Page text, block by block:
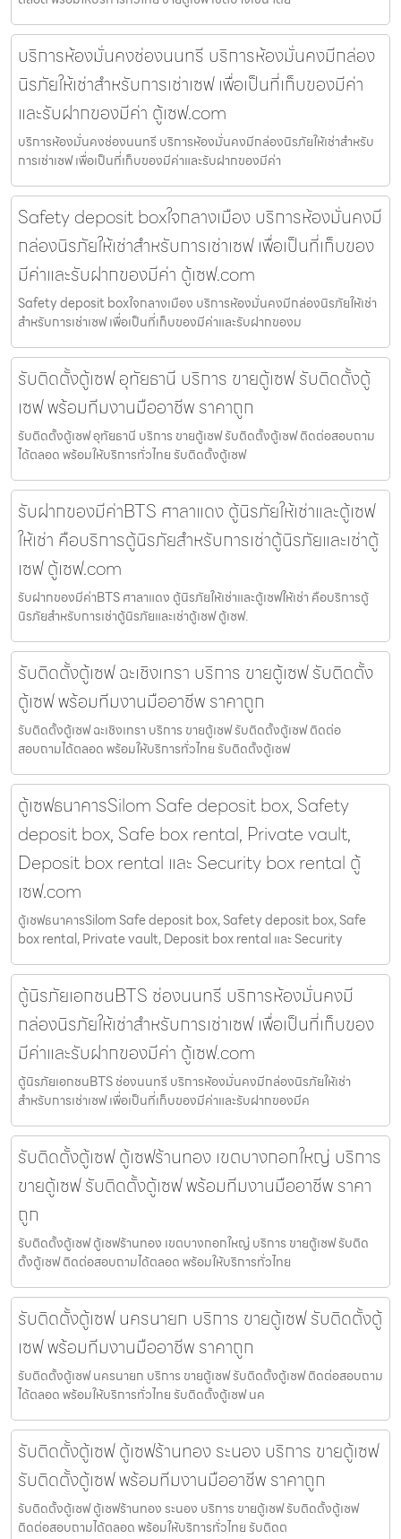
บริการห้องมั่นคงช่องนนทรี บริการห้องมั่นคงมีกล่อง
นิรภัยให้เช่าสำหรับการเช่าเซฟ เพื่อเป็นที่เก็บของมีค่า
และรับฝากของมีค่า ตู้เซฟ.com
บริการห้องมั่นคงช่องนนทรี บริการห้องมั่นคงมีกล่องนิรภัยให้เช่าสำหรับ
การเช่าเซฟ เพื่อเป็นที่เก็บของมีค่าและรับฝากของมีค่า
Safety deposit boxใจกลางเมือง บริการห้องมั่นคงมี
กล่องนิรภัยให้เช่าสำหรับการเช่าเซฟ เพื่อเป็นที่เก็บของ
มีค่าและรับฝากของมีค่า ตู้เซฟ.com
Safety deposit boxใจกลางเมือง บริการห้องมั่นคงมีกล่องนิรภัยให้เช่า
สำหรับการเช่าเซฟ เพื่อเป็นที่เก็บของมีค่าและรับฝากของม
รับติดตั้งตู้เซฟ อุทัยธานี บริการ ขายตู้เซฟ รับติดตั้งตู้
เซฟ พร้อมทีมงานมืออาชีพ ราคาถูก
รับติดตั้งตู้เซฟ อุทัยธานี บริการ ขายตู้เซฟ รับติดตั้งตู้เซฟ ติดต่อสอบถาม
ได้ตลอด พร้อมให้บริการทั่วไทย รับติดตั้งตู้เซฟ
รับฝากของมีค่าBTS ศาลาแดง ตู้นิรภัยให้เช่าและตู้เซฟ
ให้เช่า คือบริการตู้นิรภัยสำหรับการเช่าตู้นิรภัยและเช่าตู้
เซฟ ตู้เซฟ.com
รับฝากของมีค่าBTS ศาลาแดง ตู้นิรภัยให้เช่าและตู้เซฟให้เช่า คือบริการตู้
นิรภัยสำหรับการเช่าตู้นิรภัยและเช่าตู้เซฟ ตู้เซฟ.
รับติดตั้งตู้เซฟ ฉะเชิงเทรา บริการ ขายตู้เซฟ รับติดตั้ง
ตู้เซฟ พร้อมทีมงานมืออาชีพ ราคาถูก
รับติดตั้งตู้เซฟ ฉะเชิงเทรา บริการ ขายตู้เซฟ รับติดตั้งตู้เซฟ ติดต่อ
สอบถามได้ตลอด พร้อมให้บริการทั่วไทย รับติดตั้งตู้เซฟ
ตู้เซฟธนาคารSilom Safe deposit box, Safety
deposit box, Safe box rental, Private vault,
Deposit box rental และ Security box rental ตู้
เซฟ.com
ตู้เซฟธนาคารSilom Safe deposit box, Safety deposit box, Safe
box rental, Private vault, Deposit box rental และ Security
ตู้นิรภัยเอกชนBTS ช่องนนทรี บริการห้องมั่นคงมี
กล่องนิรภัยให้เช่าสำหรับการเช่าเซฟ เพื่อเป็นที่เก็บของ
มีค่าและรับฝากของมีค่า ตู้เซฟ.com
ตู้นิรภัยเอกชนBTS ช่องนนทรี บริการห้องมั่นคงมีกล่องนิรภัยให้เช่า
สำหรับการเช่าเซฟ เพื่อเป็นที่เก็บของมีค่าและรับฝากของมีค
รับติดตั้งตู้เซฟ ตู้เซฟร้านทอง เขตบางกอกใหญ่ บริการ
ขายตู้เซฟ รับติดตั้งตู้เซฟ พร้อมทีมงานมืออาชีพ ราคา
ถูก
รับติดตั้งตู้เซฟ ตู้เซฟร้านทอง เขตบางกอกใหญ่ บริการ ขายตู้เซฟ รับติด
ตั้งตู้เซฟ ติดต่อสอบถามได้ตลอด พร้อมให้บริการทั่วไทย
รับติดตั้งตู้เซฟ นครนายก บริการ ขายตู้เซฟ รับติดตั้งตู้
เซฟ พร้อมทีมงานมืออาชีพ ราคาถูก
รับติดตั้งตู้เซฟ นครนายก บริการ ขายตู้เซฟ รับติดตั้งตู้เซฟ ติดต่อสอบถาม
ได้ตลอด พร้อมให้บริการทั่วไทย รับติดตั้งตู้เซฟ นค
รับติดตั้งตู้เซฟ ตู้เซฟร้านทอง ระนอง บริการ ขายตู้เซฟ
รับติดตั้งตู้เซฟ พร้อมทีมงานมืออาชีพ ราคาถูก
รับติดตั้งตู้เซฟ ตู้เซฟร้านทอง ระนอง บริการ ขายตู้เซฟ รับติดตั้งตู้เซฟ
ติดต่อสอบถามได้ตลอด พร้อมให้บริการทั่วไทย รับติดต